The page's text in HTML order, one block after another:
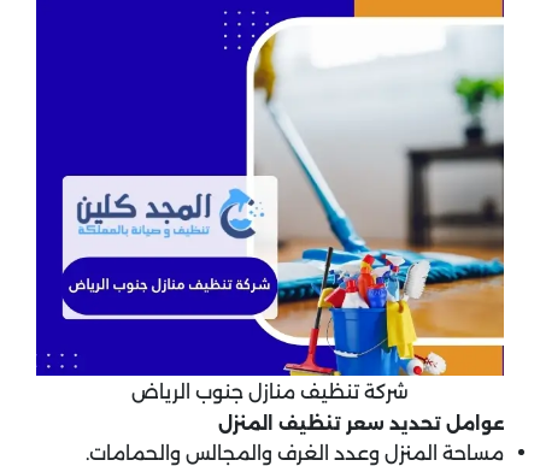
شركة تنظيف منازل جنوب الرياض
عوامل تحديد سعر تنظيف المنزل
مساحة المنزل وعدد الغرف والمجالس والحمامات.